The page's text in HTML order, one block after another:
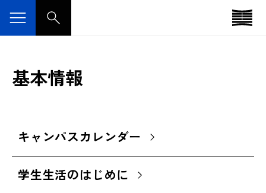
基本情報
キャンパスカレンダー
学生生活のはじめに